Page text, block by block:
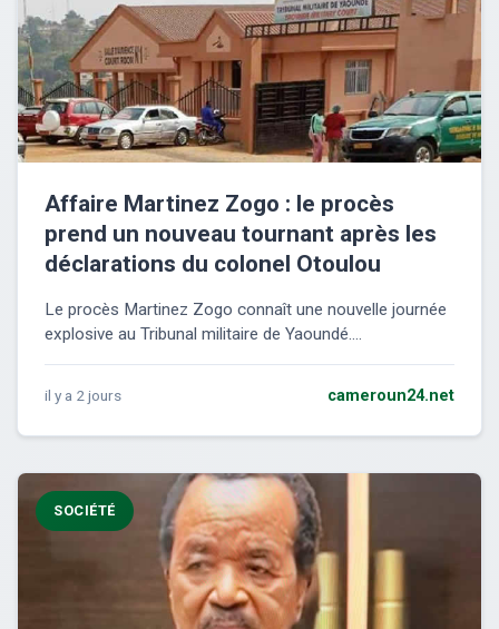
Affaire Martinez Zogo : le procès
prend un nouveau tournant après les
déclarations du colonel Otoulou
Le procès Martinez Zogo connaît une nouvelle journée
explosive au Tribunal militaire de Yaoundé....
il y a 2 jours cameroun24.net
SOCIÉTÉ